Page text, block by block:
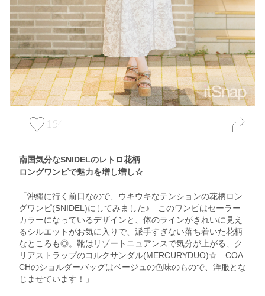
154
南国気分なSNIDELのレトロ花柄
ロングワンピで魅力を増し増し☆
「沖縄に行く前日なので、ウキウキなテンションの花柄ロン
グワンピ(SNIDEL)にしてみました♪ このワンピはセーラー
カラーになっているデザインと、体のラインがきれいに見え
るシルエットがお気に入りで、派手すぎない落ち着いた花柄
なところも◎。靴はリゾートニュアンスで気分が上がる、ク
リアストラップのコルクサンダル(MERCURYDUO)☆ COA
CHのショルダーバッグはベージュの色味のもので、洋服とな
じませています！」